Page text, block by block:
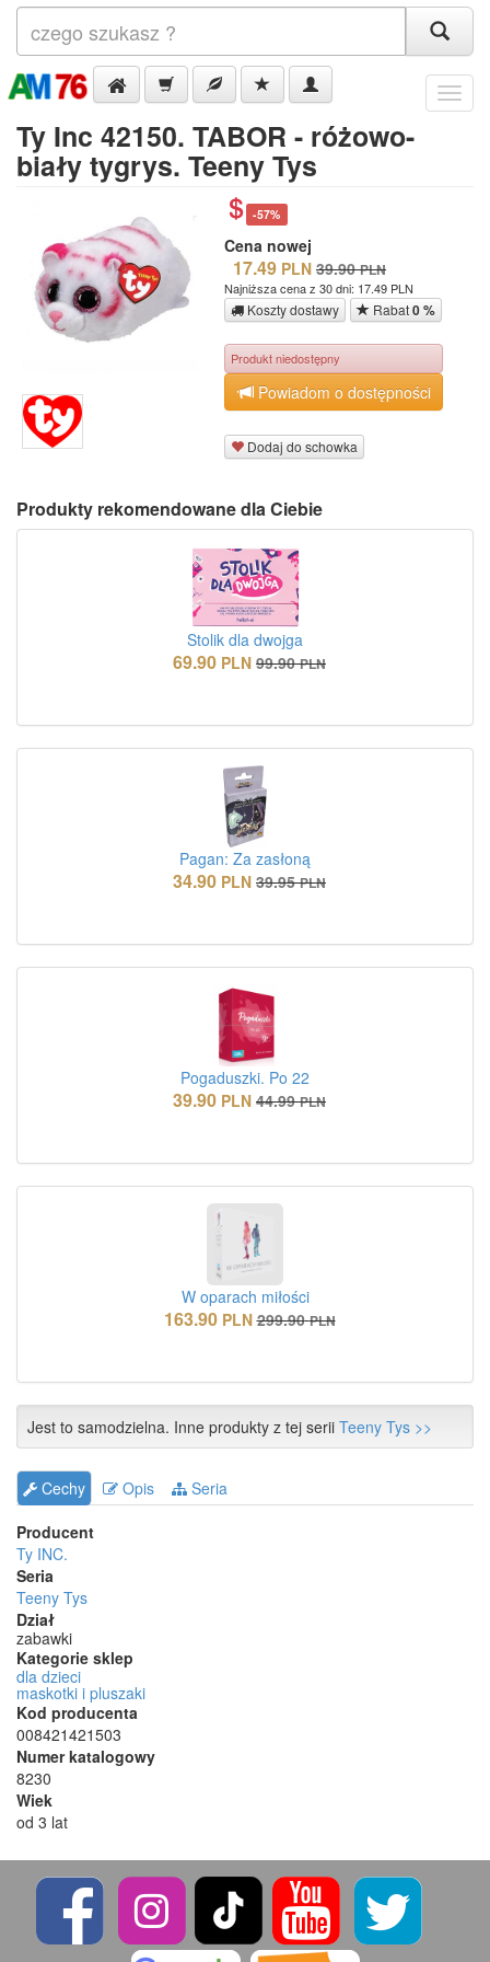
Menu
Ty Inc 42150. TABOR - różowo-
biały tygrys. Teeny Tys
-57%
Cena nowej
17.49 PLN 39.90 PLN
Najniższa cena z 30 dni: 17.49 PLN
Koszty dostawy Rabat0 %
Produkt niedostępny
Powiadom o dostępności
Dodaj do schowka
Produkty rekomendowane dla Ciebie
Stolik dla dwojga
69.90 PLN 99.90 PLN
Pagan: Za zasłoną
34.90 PLN 39.95 PLN
Pogaduszki. Po 22
39.90 PLN 44.99 PLN
W oparach miłości
163.90 PLN 299.90 PLN
Jest to samodzielna. Inne produkty z tej serii Teeny Tys >>
Cechy Opis
Seria
Producent
Ty INC.
Seria
Teeny Tys
Dział
zabawki
Kategorie sklep
dla dzieci
maskotki i pluszaki
Kod producenta
008421421503
Numer katalogowy
8230
Wiek
od 3 lat